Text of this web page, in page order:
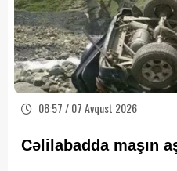
08:57 / 07 Avqust 2026
Cəlilabadda maşın